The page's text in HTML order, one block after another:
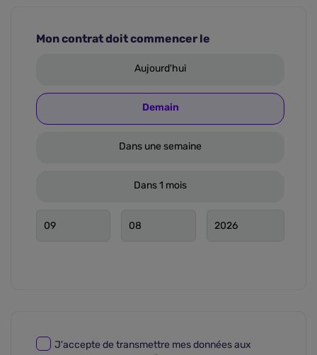
Mon contrat doit commencer le
Aujourd'hui
Demain
Dans une semaine
Dans 1 mois
J'accepte de transmettre mes données aux